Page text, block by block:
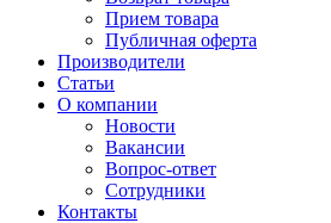
Прием товара
Публичная оферта
Производители
Статьи
О компании
Новости
Вакансии
Вопрос-ответ
Сотрудники
Контакты